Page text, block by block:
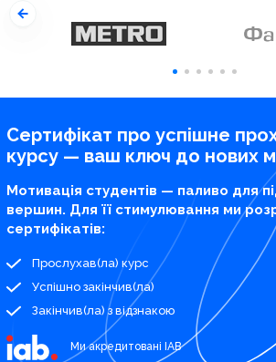
Сертифікат про успішне
курсу — ваш ключ до нових
Мотивація студентів — паливо для
вершин. Для її стимулювання ми
сертифікатів:
Прослухав(ла) курс
Успішно закінчив(ла)
Закінчив(ла) з відзнакою
Ми акредитовані IAB